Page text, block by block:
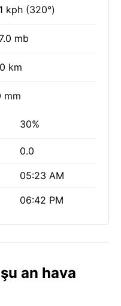
kph (320°)
mb
km
mm
30%
0.0
05:23 AM
06:42 PM
an hava